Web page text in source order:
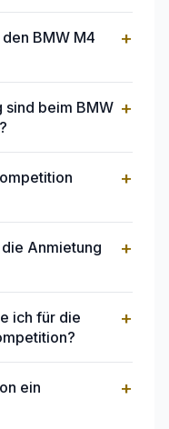
BMW M4
+
beim BMW +
+
Anmietung
+
ich für die
+
ein
+